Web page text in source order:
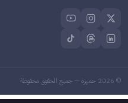
©
2026 جمهرة — جميع الحقوق محفوظة